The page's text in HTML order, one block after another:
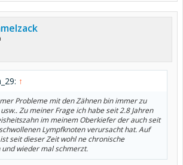
↑
Probleme mit den Zähnen bin immer zu
Zu meiner Frage ich habe seit 2.8 Jahren
im meinem Oberkiefer der auch seit
Lympfknoten verursacht hat. Auf
seit dieser Zeit wohl ne chronische
und wieder mal schmerzt.